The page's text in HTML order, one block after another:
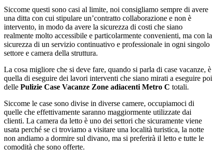
Siccome questi sono casi al limite, noi consigliamo sempre di avere
una ditta con cui stipulare un’contratto collaborazione e non è
intervento, in modo da avere la sicurezza di costi che siano
realmente molto accessibile e particolarmente convenienti, ma con la
sicurezza di un servizio continuativo e professionale in ogni singolo
settore e camera della struttura.
La cosa migliore che si deve fare, quando si parla di case vacanze, è
quella di eseguire dei lavori interventi che siano mirati a eseguire poi
delle Pulizie Case Vacanze Zone adiacenti Metro C totali.
Siccome le case sono divise in diverse camere, occupiamoci di
quelle che effettivamente saranno maggiormente utilizzate dai
clienti. La camera da letto è uno dei settori che sicuramente viene
usata perché se ci troviamo a visitare una località turistica, la notte
non andiamo a dormire sul divano, ma si preferirà il letto e tutte le
comodità che sono offerte.